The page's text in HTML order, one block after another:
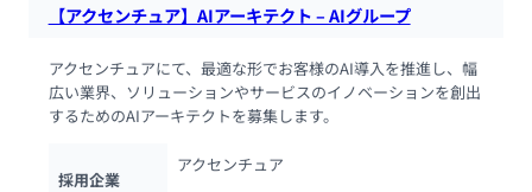
【アクセンチュア】AIアーキテクト – AIグループ
アクセンチュアにて、最適な形でお客様のAI導入を推進し、幅
広い業界、ソリューションやサービスのイノベーションを創出
するためのAIアーキテクトを募集します。
採用企業
アクセンチュア